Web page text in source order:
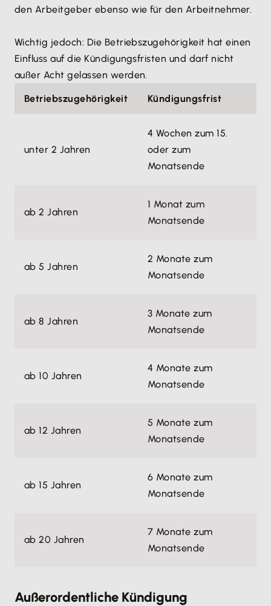
den Arbeitgeber ebenso wie für den Arbeitnehmer.
Wichtig jedoch: Die Betriebszugehörigkeit hat einen
Einfluss auf die Kündigungsfristen und darf nicht
außer Acht gelassen werden.
Betriebszugehörigkeit Kündigungsfrist
unter 2 Jahren
4 Wochen zum 15.
oder zum
Monatsende
ab 2 Jahren
1 Monat zum
Monatsende
ab 5 Jahren
2 Monate zum
Monatsende
ab 8 Jahren
3 Monate zum
Monatsende
ab 10 Jahren
4 Monate zum
Monatsende
ab 12 Jahren
5 Monate zum
Monatsende
ab 15 Jahren
6 Monate zum
Monatsende
ab 20 Jahren
7 Monate zum
Monatsende
Außerordentliche Kündigung